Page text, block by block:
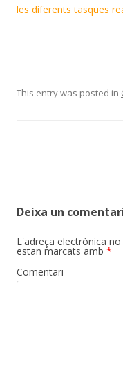
les diferents tasques
This entry was posted in
Deixa un
L'adreça electrònica
estan marcats amb *
Comentari